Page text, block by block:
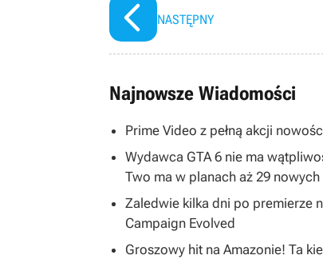
NASTĘPNY
Najnowsze Wiadomości
Prime Video z pełną akcji
Wydawca GTA 6 nie ma
Two ma w planach aż 29 nowych
Zaledwie kilka dni po premierze
Campaign Evolved
Groszowy hit na Amazonie! Ta